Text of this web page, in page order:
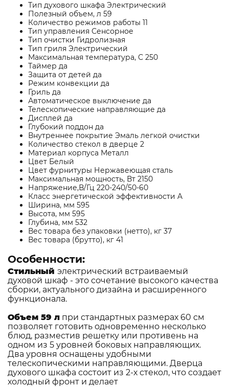
Тип духового шкафа Электрический
Полезный объем, л 59
Количество режимов работы 11
Тип управления Сенсорное
Тип очистки Гидролизная
Тип гриля Электрический
Максимальная температура, С 250
Таймер да
Защита от детей да
Режим конвекции да
Гриль да
Автоматическое выключение да
Телескопические направляющие да
Дисплей да
Глубокий поддон да
Внутреннее покрытие Эмаль легкой очистки
Количество стекол в дверце 2
Материал корпуса Металл
Цвет Белый
Цвет фурнитуры Нержавеющая сталь
Максимальная мощность, Вт 2150
Напряжение,В/Гц 220-240/50-60
Класс энергетической эффективности A
Ширина, мм 595
Высота, мм 595
Глубина, мм 532
Вес товара без упаковки (нетто), кг 37
Вес товара (брутто), кг 41
Особенности:
Стильный электрический встраиваемый
духовой шкаф - это сочетание высокого качества
сборки, актуального дизайна и расширенного
функционала.
Объем 59 л при стандартных размерах 60 см
позволяет готовить одновременно несколько
блюд, разместив решетку или противень на
одном из 5 уровней боковых направляющих.
Два уровня оснащены удобными
телескопическими направляющими. Дверца
духового шкафа состоит из 2-х стекол, что создает
холодный фронт и делает